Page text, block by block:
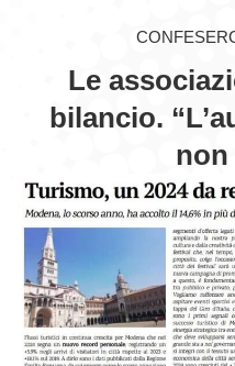
GIOVEDÌ
COMUNICATI E
CONTATTI
Le
bilancio.
non